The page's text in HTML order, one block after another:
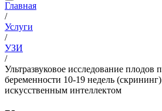
Главная
/
Услуги
/
УЗИ
/
Ультразвуковое исследование плодов
беременности 10-19 недель
искусственным интеллектом